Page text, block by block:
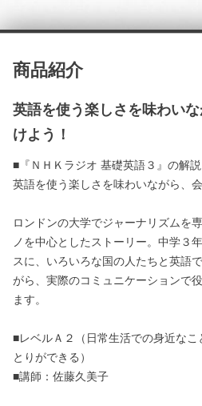
商品紹介
英語を使う楽しさを味わい
けよう！
■『ＮＨＫラジオ 基礎英語３』の解説
英語を使う楽しさを味わいながら、
ロンドンの大学でジャーナリズムを
ノを中心としたストーリー。中学３
スに、いろいろな国の人たちと英語
がら、実際のコミュニケーションで
ます。
■レベルＡ２（日常生活での身近なこ
とりができる）
■講師：佐藤久美子